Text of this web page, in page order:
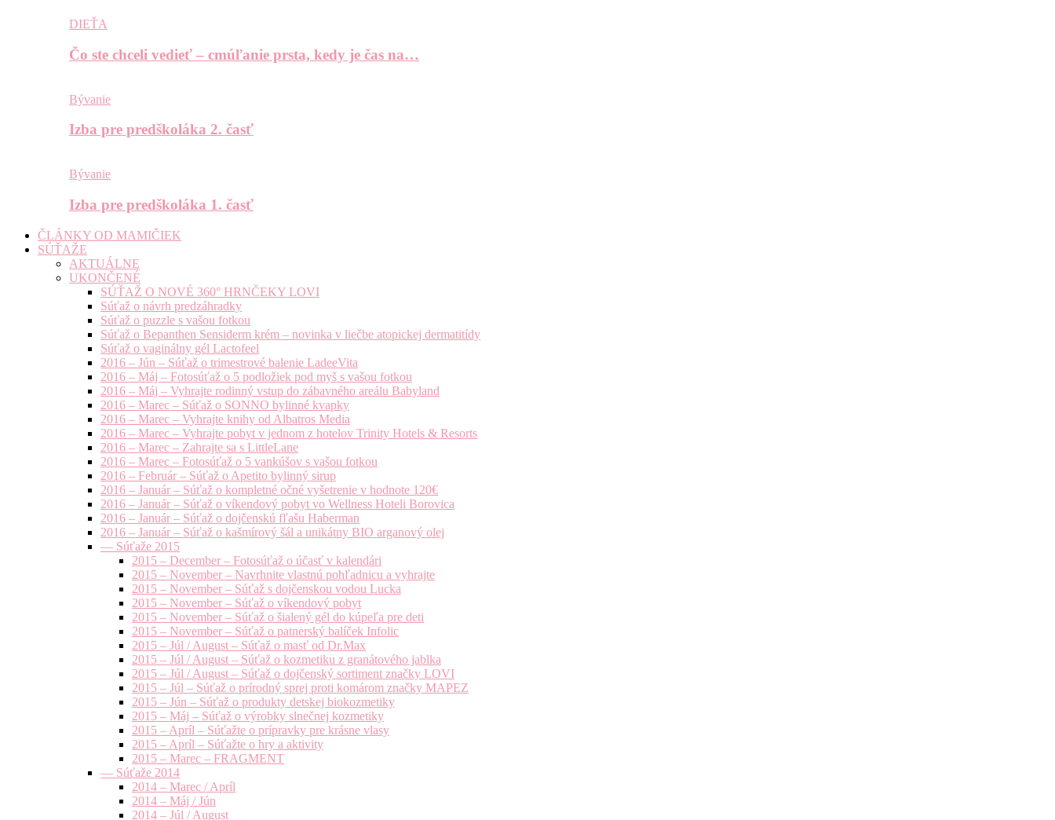
DIEŤA
Čo ste chceli vedieť – cmúľanie prsta, kedy je čas na…
Bývanie
Izba pre predškoláka 2. časť
Bývanie
Izba pre predškoláka 1. časť
ČLÁNKY OD MAMIČIEK
SÚŤAŽE
AKTUÁLNE
UKONČENÉ
SÚŤAŽ O NOVÉ 360° HRNČEKY LOVI
Súťaž o návrh predzáhradky
Súťaž o puzzle s vašou fotkou
Súťaž o Bepanthen Sensiderm krém – novinka v liečbe atopickej dermatitídy
Súťaž o vaginálny gél Lactofeel
2016 – Jún – Súťaž o trimestrové balenie LadeeVita
2016 – Máj – Fotosúťaž o 5 podložiek pod myš s vašou fotkou
2016 – Máj – Vyhrajte rodinný vstup do zábavného areálu Babyland
2016 – Marec – Súťaž o SONNO bylinné kvapky
2016 – Marec – Vyhrajte knihy od Albatros Media
2016 – Marec – Vyhrajte pobyt v jednom z hotelov Trinity Hotels & Resorts
2016 – Marec – Zahrajte sa s LittleLane
2016 – Marec – Fotosúťaž o 5 vankúšov s vašou fotkou
2016 – Február – Súťaž o Apetito bylinný sirup
2016 – Január – Súťaž o kompletné očné vyšetrenie v hodnote 120€
2016 – Január – Súťaž o víkendový pobyt vo Wellness Hoteli Borovica
2016 – Január – Súťaž o dojčenskú fľašu Haberman
2016 – Január – Súťaž o kašmírový šál a unikátny BIO arganový olej
— Súťaže 2015
2015 – December – Fotosúťaž o účasť v kalendári
2015 – November – Navrhnite vlastnú pohľadnicu a vyhrajte
2015 – November – Súťaž s dojčenskou vodou Lucka
2015 – November – Súťaž o víkendový pobyt
2015 – November – Súťaž o šialený gél do kúpeľa pre deti
2015 – November – Súťaž o patnerský balíček Infolic
2015 – Júl / August – Súťaž o masť od Dr.Max
2015 – Júl / August – Súťaž o kozmetiku z granátového jablka
2015 – Júl / August – Súťaž o dojčenský sortiment značky LOVI
2015 – Júl – Súťaž o prírodný sprej proti komárom značky MAPEZ
2015 – Jún – Súťaž o produkty detskej biokozmetiky
2015 – Máj – Súťaž o výrobky slnečnej kozmetiky
2015 – Apríl – Súťažte o prípravky pre krásne vlasy
2015 – Apríl – Súťažte o hry a aktivity
2015 – Marec – FRAGMENT
— Súťaže 2014
2014 – Marec / Apríl
2014 – Máj / Jún
2014 – Júl / August